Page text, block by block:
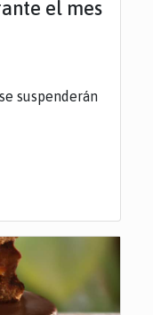
el mes
suspenderán